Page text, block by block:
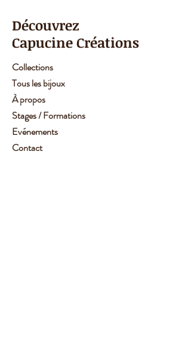
Découvrez
Capucine Créations
Collections
Tous les bijoux
À propos
Stages / Formations
Evénements
Contact